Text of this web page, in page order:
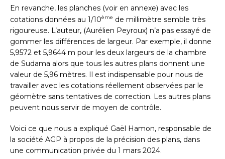
En revanche, les planches (voir en annexe) avec les
cotations données au 1/10ème de millimètre semble très
rigoureuse. L’auteur, (Aurélien Peyroux) n’a pas essayé de
gommer les différences de largeur. Par exemple, il donne
5,9572 et 5,9644 m pour les deux largeurs de la chambre
de Sudama alors que tous les autres plans donnent une
valeur de 5,96 mètres. Il est indispensable pour nous de
travailler avec les cotations réellement observées par le
géomètre sans tentatives de correction. Les autres plans
peuvent nous servir de moyen de contrôle.
Voici ce que nous a expliqué Gaël Hamon, responsable de
la société AGP à propos de la précision des plans, dans
une communication privée du 1 mars 2024.